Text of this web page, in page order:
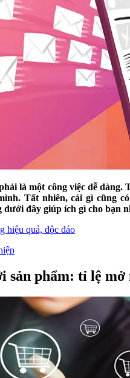
là một công việc dễ
Tất nhiên, cái gì cũng
đây giúp ích gì cho bạn
hiệu quả, độc đáo
sản phẩm: tỉ lệ